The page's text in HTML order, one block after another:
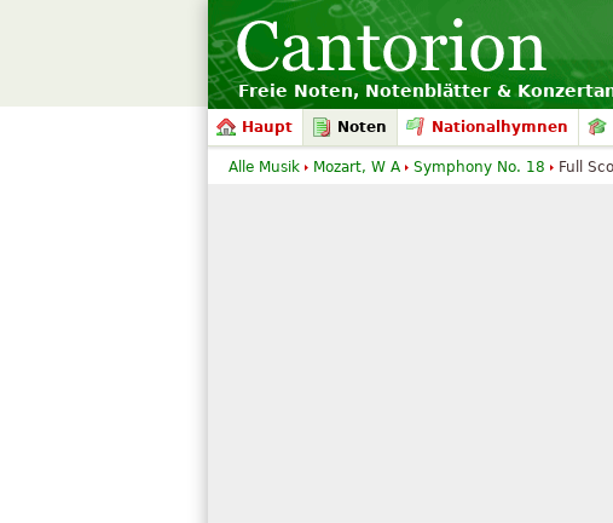
Freie Noten, Notenblätter &
Haupt Noten Nationalhymnen
Alle Musik Mozart, W A Symphony No. 18 Full